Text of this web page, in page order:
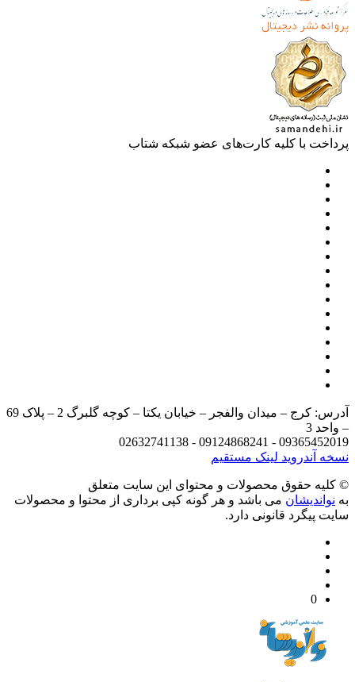
با کلیه کارت‌های عضو شبکه شتاب
آدرس: کرج – میدان والفجر – خیابان یکتا – کوچه گلبرگ 2 – پلاک 69
3
09365452019 - 09124868241 -
آندرویدلینک مستقیم
حقوق محصولات و محتوای اين سایت متعلق
می باشد و هر گونه کپی برداری از محتوا و محصولات
پیگرد قانونی دارد.